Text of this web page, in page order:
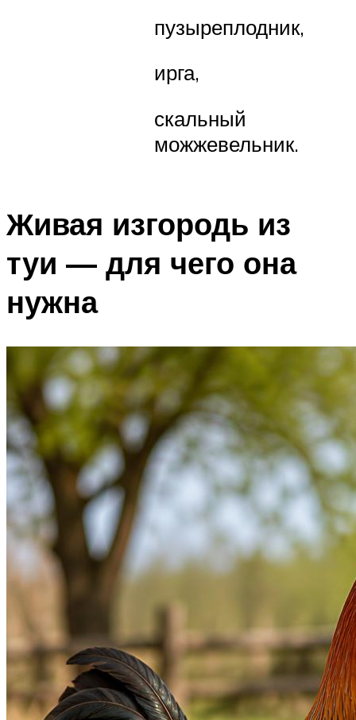
пузыреплодник,
ирга,
скальный
можжевельник.
Живая изгородь из
туи — для чего она
нужна